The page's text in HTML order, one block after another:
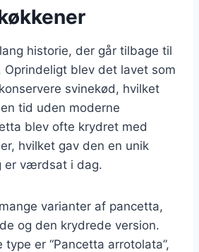
historie, der går tilbage til
Oprindeligt blev det lavet som
svinekød, hvilket
tid uden moderne
blev ofte krydret med
hvilket gav den en unik
er værdsat i dag.
varianter af pancetta,
og den krydrede version.
er “Pancetta arrotolata”,